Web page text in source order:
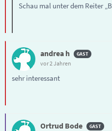
Schau mal unter dem Reiter
andrea h
vor 2 Jahren
sehr interessant
Ortrud Bode